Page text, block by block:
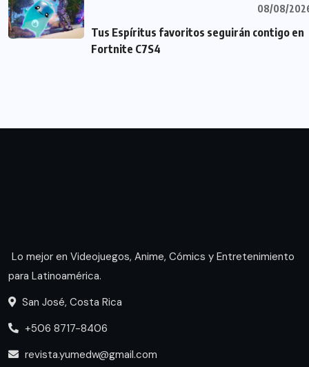
08/08/
Tus Espíritus favoritos seguirán contigo en
Fortnite C7S4
Lo mejor en Videojuegos, Anime, Cómics y Entretenimiento
para Latinoamérica.
San José, Costa Rica
+506 8717-8406
revista.yumedw@gmail.com